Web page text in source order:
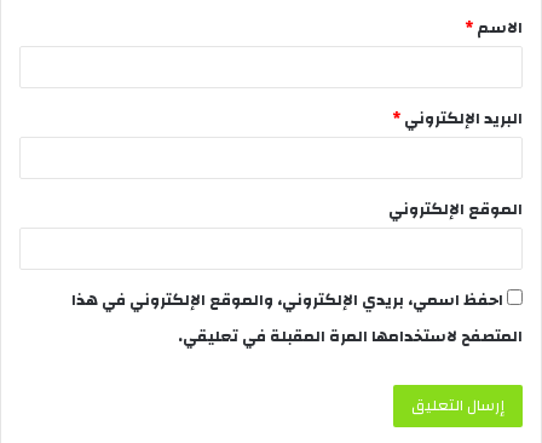
الاسم*
البريد الإلكتروني*
الموقع الإلكتروني
احفظ اسمي، بريدي الإلكتروني، والموقع الإلكتروني في هذا
المتصفح لاستخدامها المرة المقبلة في تعليقي.